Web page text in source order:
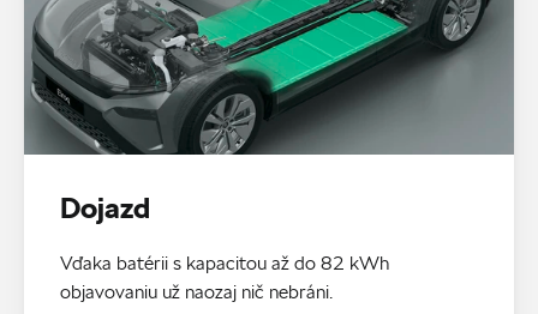
Dojazd
Vďaka batérii s kapacitou až do 82 kWh
objavovaniu už naozaj nič nebráni.